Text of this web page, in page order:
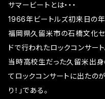
サマービートとは・・・
1966年ビートルズ初来日の
福岡県久留米市の石橋文化
ドで行われたロックコンサート
当時高校生だった久留米出身
てロックコンサートに出たの
り！」である。